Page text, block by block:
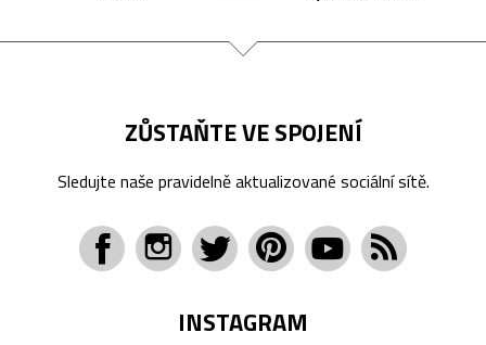
ZŮSTAŇTE VE SPOJENÍ
Sledujte naše pravidelně aktualizované sociální sítě.
INSTAGRAM